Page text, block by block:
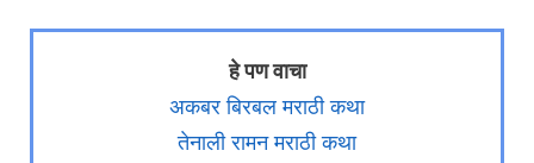
हे पण वाचा
अकबर बिरबल मराठी कथा
तेनाली रामन मराठी कथा